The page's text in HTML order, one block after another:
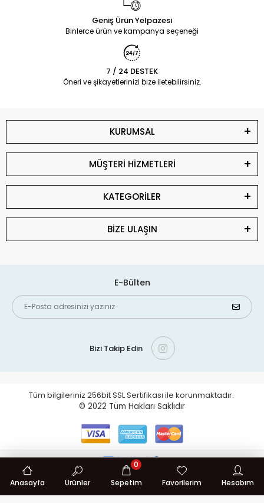
Geniş Ürün Yelpazesi
Binlerce ürün ve kampanya seçeneği
7 / 24 DESTEK
Öneri ve şikayetlerinizi bize iletebilirsiniz.
KURUMSAL
MÜŞTERİ HİZMETLERİ
KATEGORİLER
BİZE ULAŞIN
E-Bülten
Bizi Takip Edin
Tüm bilgileriniz 256bit SSL Sertifikası ile korunmaktadır.
© 2022 Tüm Hakları Saklıdır
Anasayfa Ürünler Sepetim
0
Favorilerim
Hesabım